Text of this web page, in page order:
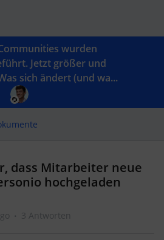
wurden
Jetzt größer und
sich ändert (und wa...
dass Mitarbeiter neue
hochgeladen
3 Antworten